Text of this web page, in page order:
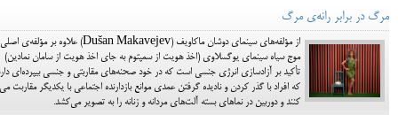
مرگ در برابر رانه‌ی مرگ
از مؤلفه‌های سینمای دوشان ماکاویف (Dušan Makavejev) علاوه بر مؤلفه‌ی اصلی
موج سیاه سینمای یوگسلاوی (اخذ هویت از سمپتوم به­ جای اخذ هویت از سامان نمادین)
تأکید بر آزادسازی انرژی جنسی است که در خود صحنه­‌های مقاربتی و جنسی بی­پرده­‌ای
که افراد با گذر کردن و نادیده گرفتن عمدی موانع بازدارنده اجتماعی با یکدیگر مقاربت می­‌
کنند و دوربین در نماهای بسته آلت­‌های مردانه و زنانه را به تصویر می­‌کشد.